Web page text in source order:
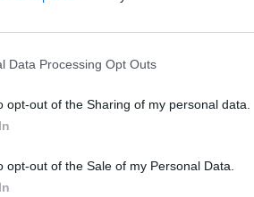
Data Processing Opt Outs
opt-out of the Sharing of my personal data.
opt-out of the Sale of my Personal Data.
fuente preferida de Google de forma
delPlan de
centrada en la
de 333.000 euros,